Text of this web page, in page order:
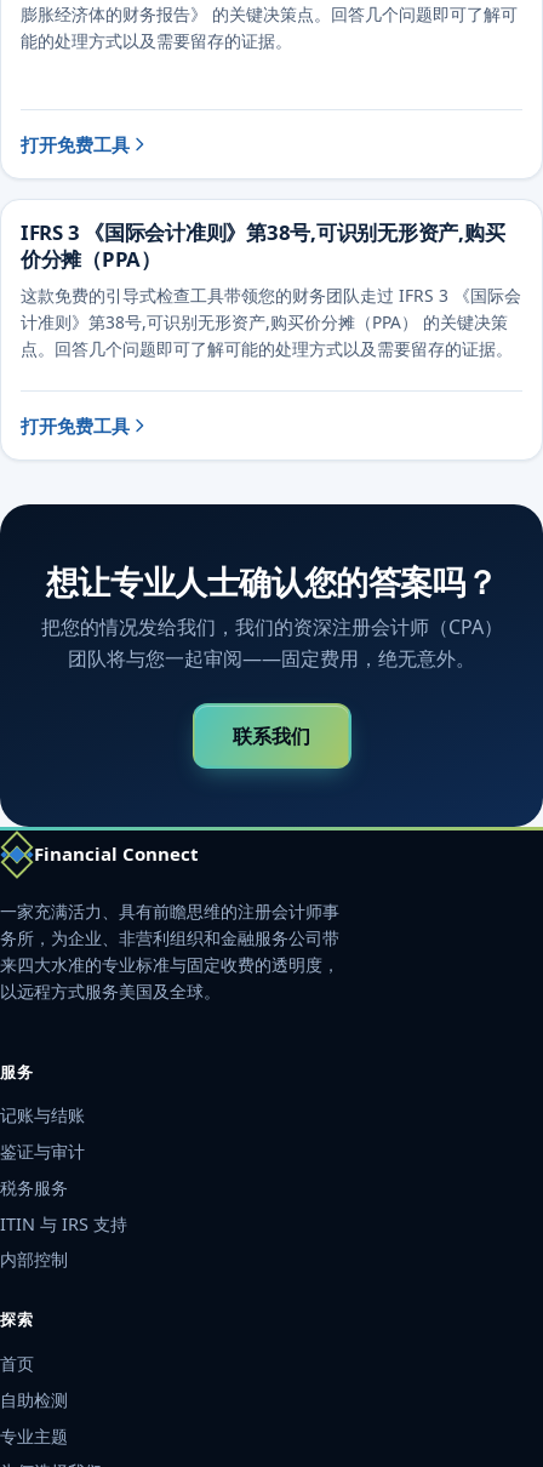
膨胀经济体的财务报告》 的关键决策点。回答几个问题即可了解可
能的处理方式以及需要留存的证据。
打开免费工具
IFRS 3 《国际会计准则》第38号,可识别无形资产,购买
价分摊（PPA）
这款免费的引导式检查工具带领您的财务团队走过 IFRS 3 《国际会
计准则》第38号,可识别无形资产,购买价分摊（PPA） 的关键决策
点。回答几个问题即可了解可能的处理方式以及需要留存的证据。
打开免费工具
想让专业人士确认您的答案吗？
把您的情况发给我们，我们的资深注册会计师（CPA）
团队将与您一起审阅——固定费用，绝无意外。
联系我们
Financial Connect
一家充满活力、具有前瞻思维的注册会计师事
务所，为企业、非营利组织和金融服务公司带
来四大水准的专业标准与固定收费的透明度，
以远程方式服务美国及全球。
服务
记账与结账
鉴证与审计
税务服务
ITIN 与 IRS 支持
内部控制
探索
首页
自助检测
专业主题